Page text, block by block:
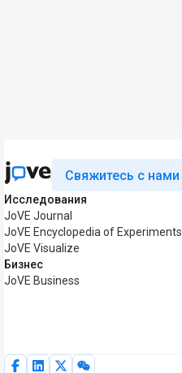
Свяжитесь с нами
Исследования
JoVE Journal
JoVE Encyclopedia of Experiments
JoVE Visualize
Бизнес
JoVE Business